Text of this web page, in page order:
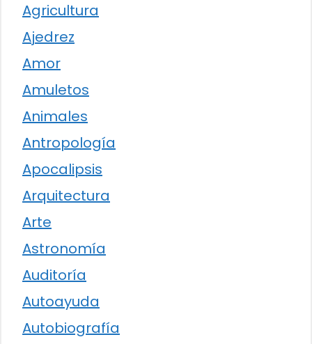
Agricultura
Ajedrez
Amor
Amuletos
Animales
Antropología
Apocalipsis
Arquitectura
Arte
Astronomía
Auditoría
Autoayuda
Autobiografía